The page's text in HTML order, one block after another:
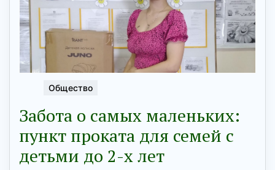
Общество
Забота о самых маленьких:
пункт проката для семей с
детьми до 2-х лет